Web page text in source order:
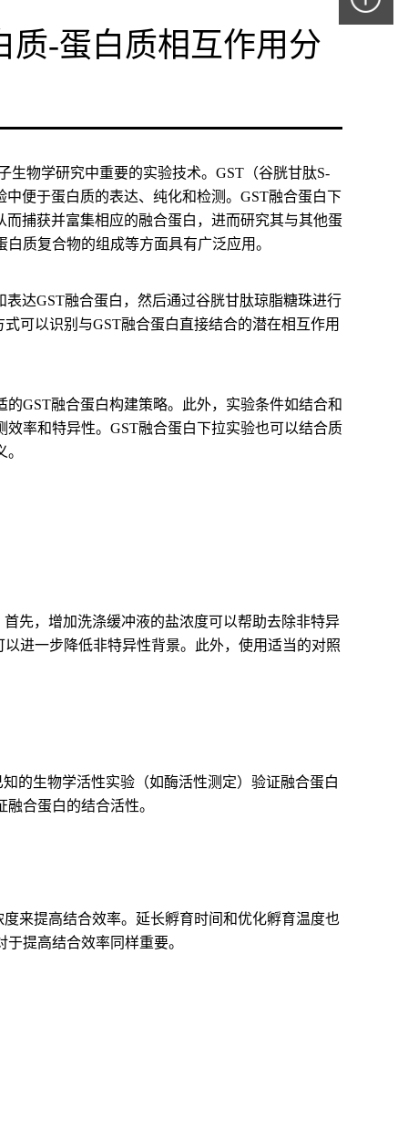
质-蛋白质相互作用分
生物学研究中重要的实验技术。GST（谷胱甘肽S-
便于蛋白质的表达、纯化和检测。GST融合蛋白下
捕获并富集相应的融合蛋白，进而研究其与其他蛋
质复合物的组成等方面具有广泛应用。
达GST融合蛋白，然后通过谷胱甘肽琼脂糖珠进行
可以识别与GST融合蛋白直接结合的潜在相互作用
GST融合蛋白构建策略。此外，实验条件如结合和
率和特异性。GST融合蛋白下拉实验也可以结合质
先，增加洗涤缓冲液的盐浓度可以帮助去除非特异
进一步降低非特异性背景。此外，使用适当的对照
的生物学活性实验（如酶活性测定）验证融合蛋白
合蛋白的结合活性。
来提高结合效率。延长孵育时间和优化孵育温度也
提高结合效率同样重要。